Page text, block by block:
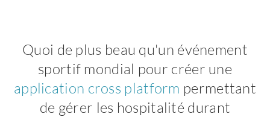
Quoi de plus beau qu'un événement
sportif mondial pour créer une
application cross platform permettant
de gérer les hospitalité durant